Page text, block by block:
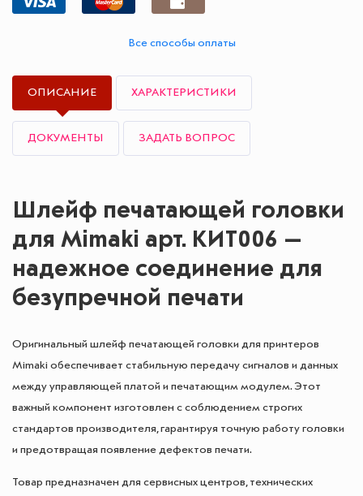
Все способы оплаты
ОПИСАНИЕ ХАРАКТЕРИСТИКИ
ДОКУМЕНТЫ ЗАДАТЬ ВОПРОС
Шлейф печатающей головки
для Mimaki арт. КИТ006 —
надежное соединение для
безупречной печати
Оригинальный шлейф печатающей головки для принтеров
Mimaki обеспечивает стабильную передачу сигналов и данных
между управляющей платой и печатающим модулем. Этот
важный компонент изготовлен с соблюдением строгих
стандартов производителя, гарантируя точную работу головки
и предотвращая появление дефектов печати.
Товар предназначен для сервисных центров, технических